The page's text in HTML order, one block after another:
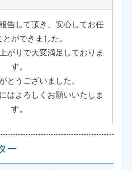
告して頂き、安心してお任
ができました。
がりで大変満足しておりま
す。
とうございました。
はよろしくお願いいたしま
す。
ー